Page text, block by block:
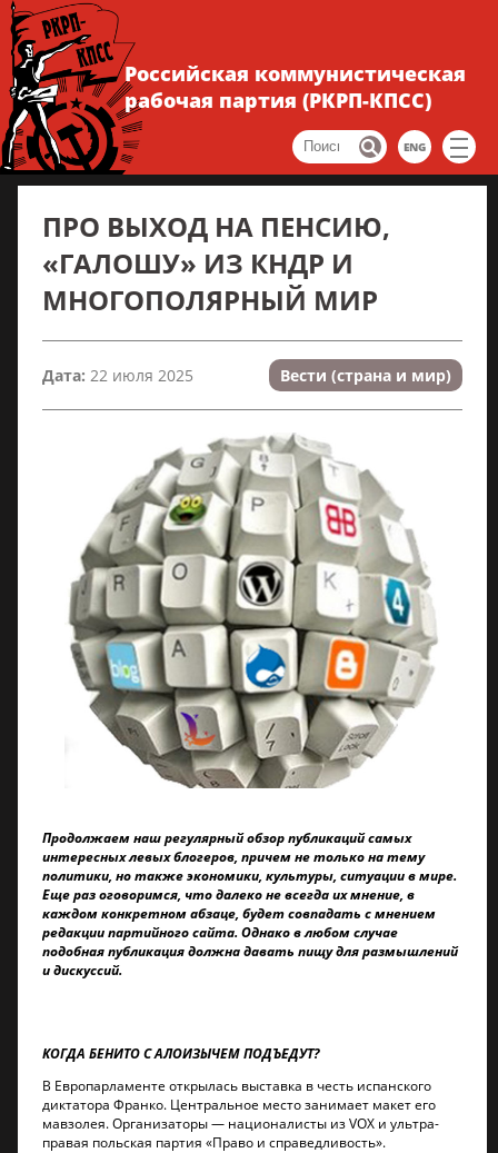
Российская коммунистическая
рабочая партия (РКРП-КПСС)
ENG
ПРО ВЫХОД НА ПЕНСИЮ,
«ГАЛОШУ» ИЗ КНДР И
МНОГОПОЛЯРНЫЙ МИР
Дата: 22 июля 2025 Вести (страна и мир)
Продолжаем наш регулярный обзор публикаций самых
интересных левых блогеров, причем не только на тему
политики, но также экономики, культуры, ситуации в мире.
Еще раз оговоримся, что далеко не всегда их мнение, в
каждом конкретном абзаце, будет совпадать с мнением
редакции партийного сайта. Однако в любом случае
подобная публикация должна давать пищу для размышлений
и дискуссий.
КОГДА БЕНИТО С АЛОИЗЫЧЕМ ПОДЪЕДУТ?
В Европарламенте открылась выставка в честь испанского
диктатора Франко. Центральное место занимает макет его
мавзолея. Организаторы — националисты из VOX и ультра-
правая польская партия «Право и справедливость».